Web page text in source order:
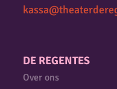
DE REGENTES
Over ons